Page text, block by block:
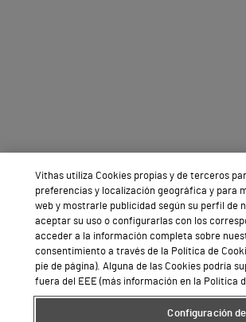
Vithas utiliza Cookies propias y de terceros
preferencias y localización geográfica y para
web y mostrarle publicidad según su perfil de
aceptar su uso o configurarlas con los
acceder a la información completa sobre
consentimiento a través de la Política de
pie de página). Alguna de las Cookies podría
fuera del EEE (más información en la Política
Configuración